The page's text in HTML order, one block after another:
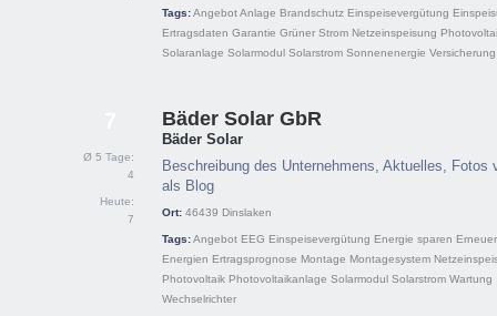
Tags:AngebotAnlage Brandschutz Einspeisevergütung
Ertragsdaten Garantie Grüner Strom Netzeinspeisung
Solaranlage Solarmodul Solarstrom Sonnenenergie Versicherung
Ø 5 Tage:
4
Heute:
7
Bäder Solar GbR
Bäder Solar
Beschreibung des Unternehmens, Aktuelles, Fotos
als Blog
Ort: 46439 Dinslaken
Tags:Angebot EEG Einspeisevergütung Energie sparen
Energien Ertragsprognose Montage Montagesystem
Photovoltaik Photovoltaikanlage Solarmodul Solarstrom Wartung
Wechselrichter